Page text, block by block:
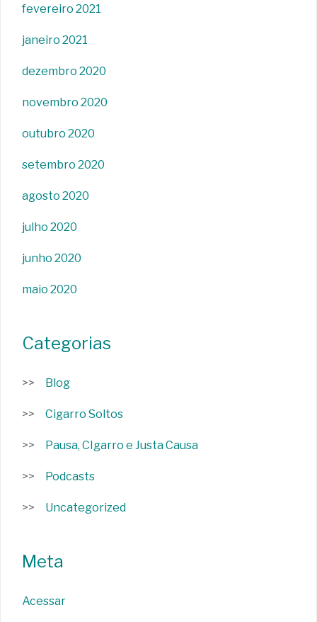
fevereiro 2021
janeiro 2021
dezembro 2020
novembro 2020
outubro 2020
setembro 2020
agosto 2020
julho 2020
junho 2020
maio 2020
Categorias
Blog
Cigarro Soltos
Pausa, CIgarro e Justa Causa
Podcasts
Uncategorized
Meta
Acessar